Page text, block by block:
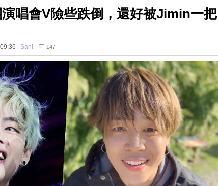
唱會V險些跌倒，還好被Jimin一把
Sani 147